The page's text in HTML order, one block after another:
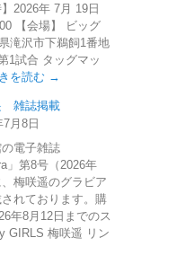
】2026年 7月 19日
【会場】 ビッグ
滝沢市下鵜飼1番地
1試合 タッグマッ
を読む →
雑誌掲載
7月8日
電子雑誌
」第8号（2026年
梅咲遥のグラビア
れております。購
年8月12日までのス
GIRLS 梅咲遥 リン